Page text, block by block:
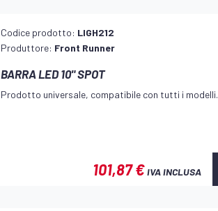
Codice prodotto: LIGH212
Produttore: Front Runner
BARRA LED 10" SPOT
Prodotto universale, compatibile con tutti i modelli.
101,87 €IVA INCLUSA